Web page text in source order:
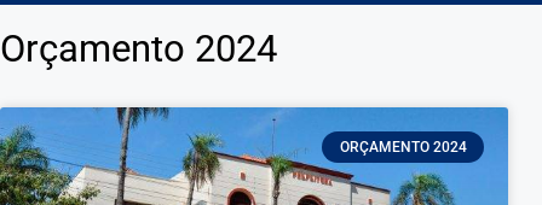
Orçamento 2024
ORÇAMENTO 2024